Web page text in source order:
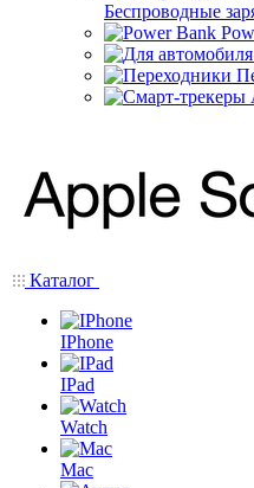
Беспроводные
Каталог
IPhone
IPad
Watch
Mac